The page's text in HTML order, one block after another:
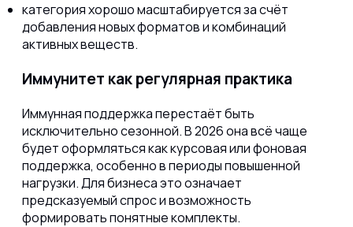
категория хорошо масштабируется за счёт
добавления новых форматов и комбинаций
активных веществ.
Иммунитет как регулярная практика
Иммунная поддержка перестаёт быть
исключительно сезонной. В 2026 она всё чаще
будет оформляться как курсовая или фоновая
поддержка, особенно в периоды повышенной
нагрузки. Для бизнеса это означает
предсказуемый спрос и возможность
формировать понятные комплекты.